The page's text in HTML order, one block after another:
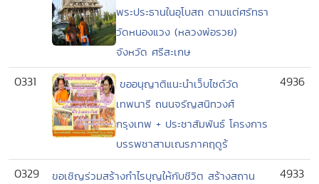
พระประธานในอุโบสถ ตามแต่ศรัทธา
วัดหนองแวง (หลวงพ่อรวย)
จังหวัด ศรีสะเกษ
0331
ขออนุญาติแนะนำเว็บไซด์วัด
เทพนารี ถนนจรัญสนิทวงศ์
กรุงเทพ + ประชาสัมพันธ์ โครงการ
บรรพชาสามเณรภาคฤดูร้
4936
0329
ขอเชิญร่วมสร้างกำไรบุญให้กับชีวิต สร้างสถาน
4933